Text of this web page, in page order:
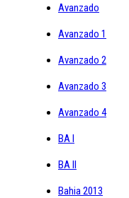
Avanzado
Avanzado 1
Avanzado 2
Avanzado 3
Avanzado 4
BA I
BA II
Bahia 2013